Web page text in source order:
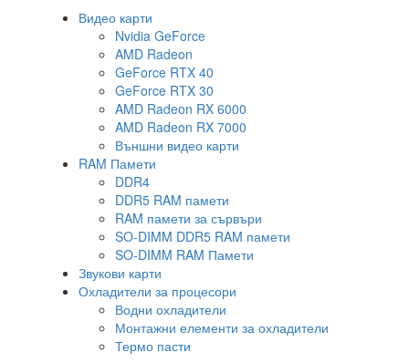
Видео карти
Nvidia GeForce
AMD Radeon
GeForce RTX 40
GeForce RTX 30
AMD Radeon RX 6000
AMD Radeon RX 7000
Външни видео карти
RAM Памети
DDR4
DDR5 RAM памети
RAM памети за сървъри
SO-DIMM DDR5 RAM памети
SO-DIMM RAM Памети
Звукови карти
Охладители за процесори
Водни охладители
Монтажни елементи за охладители
Термо пасти